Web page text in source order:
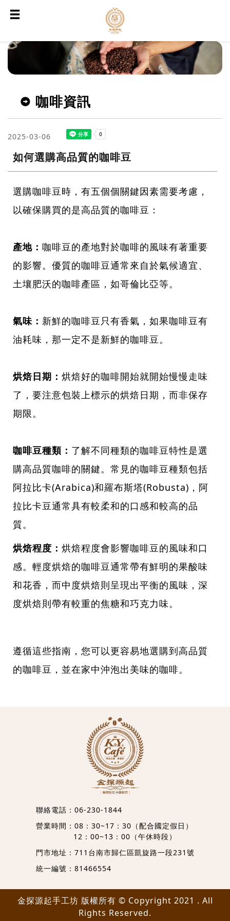
咖啡資訊
2025-03-06
如何選購高品質的咖啡豆
選購咖啡豆時，有五個個關鍵因素需要考慮，
以確保購買的是高品質的咖啡豆：
產地： 咖啡豆的產地對於咖啡的風味有著重要
的影響。優質的咖啡豆通常來自於氣候適宜、
土壤肥沃的咖啡產區，如哥倫比亞等。
氣味： 新鮮的咖啡豆只有香氣，如果咖啡豆有
油耗味，那一定不是新鮮的咖啡豆。
烘焙日期： 烘焙好的咖啡開始就開始慢慢走味
了，要注意包裝上標示的烘焙日期，而非保存
期限。
咖啡豆種類： 了解不同種類的咖啡豆特性是選
購高品質咖啡的關鍵。常見的咖啡豆種類包括
阿拉比卡(Arabica)和羅布斯塔(Robusta)，阿
拉比卡豆通常具有較柔和的口感和較高的品
質。
烘焙程度： 烘焙程度會影響咖啡豆的風味和口
感。輕度烘焙的咖啡豆通常帶有鮮明的果酸味
和花香，而中度烘焙則呈現出平衡的風味，深
度烘焙則帶有較重的焦糖和巧克力味。
遵循這些指南，您可以更容易地選購到高品質
的咖啡豆，並在家中沖泡出美味的咖啡。
聯絡電話： 06-230-1844
營業時間：08：30~17：30（配合國定假日）
12：00~13：00（午休時段）
門市地址： 711台南市歸仁區凱旋路一段231號
統一編號：81466554
金探源起手工坊 版權所有 © Copyright 2021 . All
Rights Reserved.